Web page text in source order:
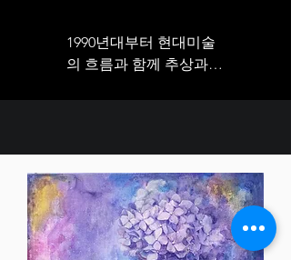
1990년대부터 현대미술
의 흐름과 함께 추상과
관심을 기울이고 소재를
찾는다. 그녀의 작업들은
작가 특유의 개인적 관심
과 경험, 사유의 양상을
차용된 이미지를 통해 구